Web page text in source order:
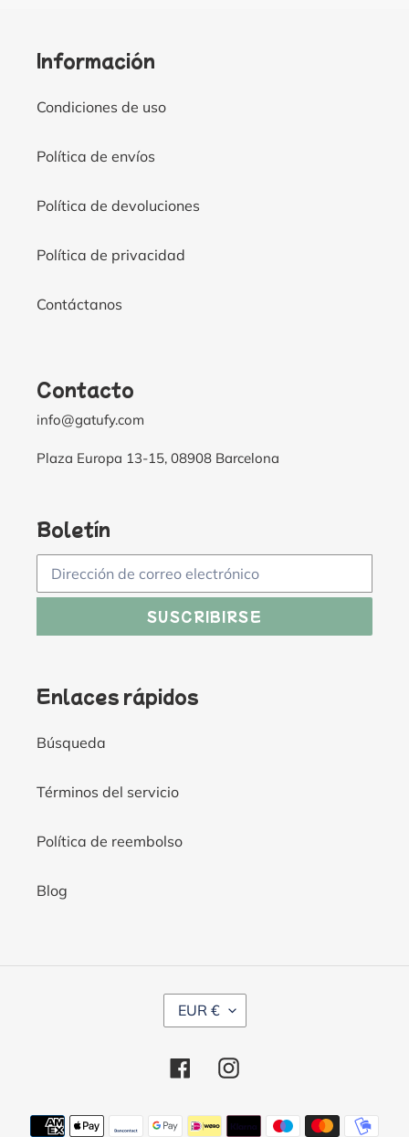
Información
Condiciones de uso
Política de envíos
Política de devoluciones
Política de privacidad
Contáctanos
Contacto
info@gatufy.com
Plaza Europa 13-15, 08908 Barcelona
Boletín
SUSCRIBIRSE
Enlaces rápidos
Búsqueda
Términos del servicio
Política de reembolso
Blog
M
O
N
E
A
EUR €
FacebookInstagram
Métodos